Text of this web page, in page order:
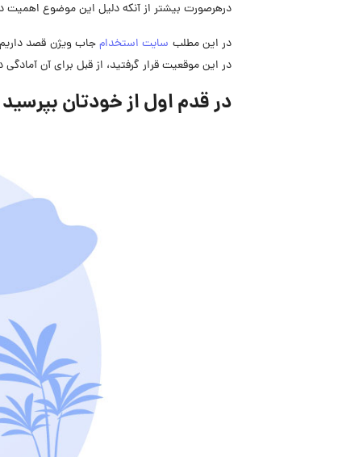
درهرصورت بیشتر از آنکه دلیل این موضوع اهمیت
در این مطلب سایت استخدامجاب ویژن قصد داریم
در این موقعیت قرار گرفتید، از قبل برای آن
در قدم اول از خودتان